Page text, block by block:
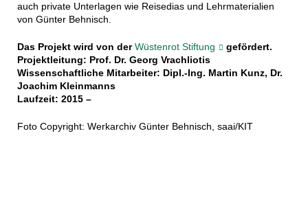
auch private Unterlagen wie Reisedias und Lehrmaterialien
von Günter Behnisch.
Das Projekt wird von derWüstenrot Stiftung
gefördert.
Projektleitung: Prof. Dr. Georg Vrachliotis
Wissenschaftliche Mitarbeiter: Dipl.-Ing. Martin Kunz, Dr.
Joachim Kleinmanns
Laufzeit: 2015 –
Foto Copyright: Werkarchiv Günter Behnisch, saai/KIT